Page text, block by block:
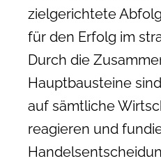
zielgerichtete
für den Erfolg im
Durch die
Hauptbausteine
auf sämtliche
reagieren und